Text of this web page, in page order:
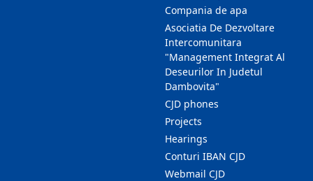
Compania de apa
Asociatia De Dezvoltare
Intercomunitara
"Management Integrat Al
Deseurilor In Judetul
Dambovita"
CJD phones
Projects
Hearings
Conturi IBAN CJD
Webmail CJD